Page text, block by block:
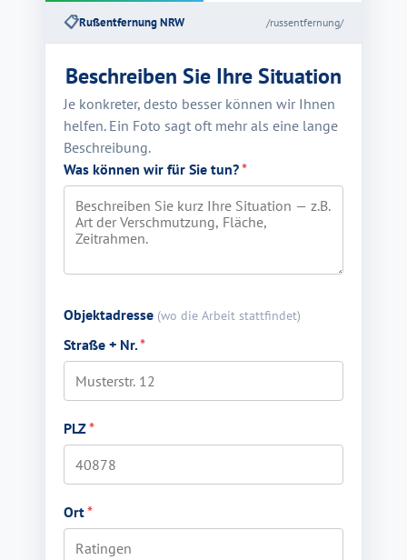
📋Rußentfernung NRW /russentfernung/
Beschreiben Sie Ihre Situation
Je konkreter, desto besser können wir Ihnen
helfen. Ein Foto sagt oft mehr als eine lange
Beschreibung.
Was können wir für Sie tun?*
Objektadresse (wo die Arbeit stattfindet)
Straße + Nr.*
PLZ*
Ort*